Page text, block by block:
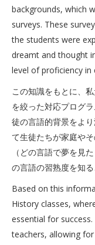
backgrounds, which
surveys. These
the students were
dreamt and thought
level of proficiency in
この知識をもとに、
を絞った対応プログ
徒の言語的背景をよ
て生徒たちが家庭や
（どの言語で夢を見
の言語の習熟度を知る
Based on this
History classes,
essential for
teachers, allowing